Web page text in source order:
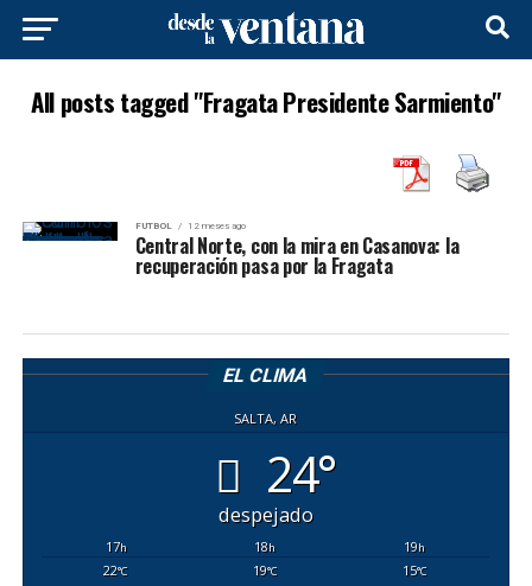
All posts tagged "Fragata Presidente Sarmiento"
FUTBOL 12 meses ago
Central Norte, con la mira en Casanova: la
recuperación pasa por la Fragata
EL CLIMA
SALTA, AR
24°
despejado
17h 18h 19h
22°C 19°C 15°C